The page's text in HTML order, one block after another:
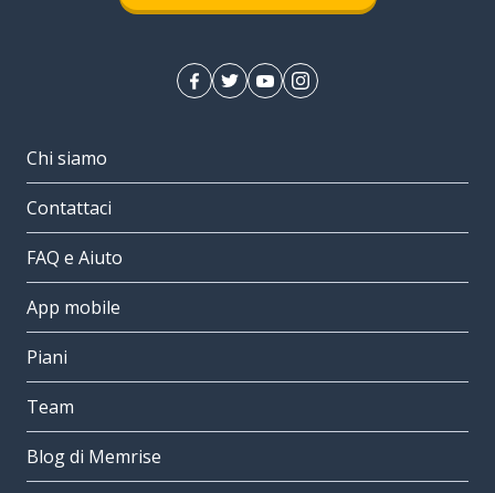
Chi siamo
Contattaci
FAQ e Aiuto
App mobile
Piani
Team
Blog di Memrise